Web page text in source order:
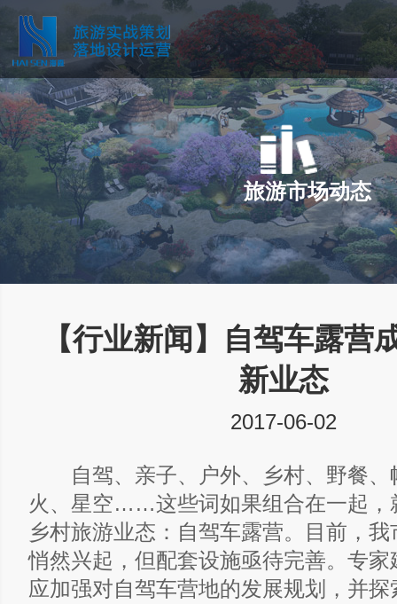
旅游市场动态
【行业新闻】自驾车露营
新业态
2017-06-02
自驾、亲子、户外、乡村、野餐、
火、星空……这些词如果组合在一起，
乡村旅游业态：自驾车露营。目前，
悄然兴起，但配套设施亟待完善。专
应加强对自驾车营地的发展规划，并